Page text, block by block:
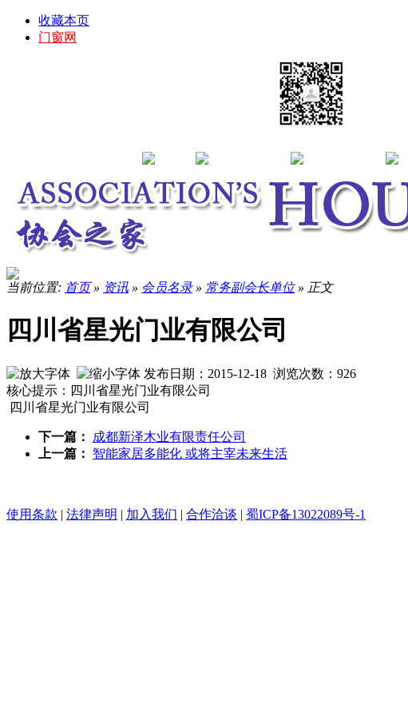
收藏本页
门窗网
当前位置: 首页» 资讯 » 会员名录» 常务副会长单位» 正文
四川省星光门业有限公司
发布日期：2015-12-18 浏览次数： 926
核心提示：四川省星光门业有限公司
四川省星光门业有限公司
下一篇：
成都新泽木业有限责任公司
上一篇：
智能家居多能化 或将主宰未来生活
使用条款 | 法律声明 | 加入我们 | 合作洽谈 | 蜀ICP备13022089号-1